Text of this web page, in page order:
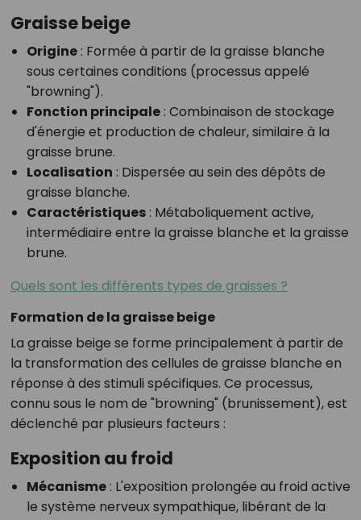
Graisse beige
Origine: Formée à partir de la graisse blanche
sous certaines conditions (processus appelé
"browning").
Fonction principale: Combinaison de stockage
d'énergie et production de chaleur, similaire à la
graisse brune.
Localisation : Dispersée au sein des dépôts de
graisse blanche.
Caractéristiques: Métaboliquement active,
intermédiaire entre la graisse blanche et la graisse
brune.
Quels sont les différents types de graisses ?
Formation de la graisse beige
La graisse beige se forme principalement à partir de
la transformation des cellules de graisse blanche en
réponse à des stimuli spécifiques. Ce processus,
connu sous le nom de "browning" (brunissement), est
déclenché par plusieurs facteurs :
Exposition au froid
Mécanisme: L'exposition prolongée au froid active
le système nerveux sympathique, libérant de la